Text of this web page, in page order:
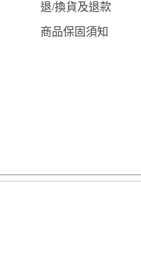
退/換貨及退款
商品保固須知